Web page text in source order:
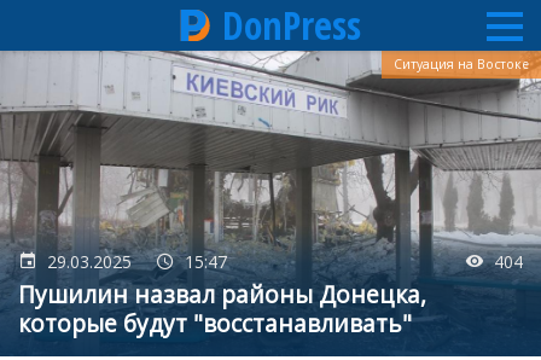
основному
содержанию
DonPress
29.03.2025 15:47 404
Пушилин назвал районы Донецка,
которые будут "восстанавливать"
Ситуация на Востоке